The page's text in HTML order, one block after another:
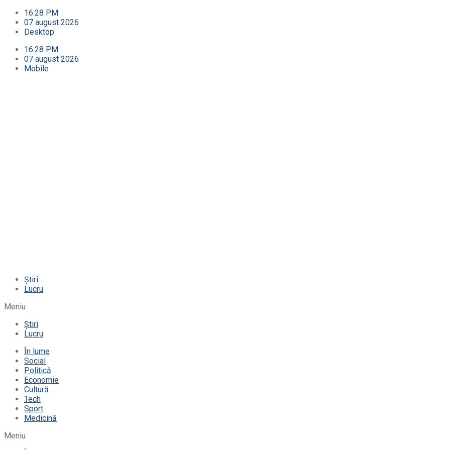
16:28 PM
07 august 2026
Desktop
16:28 PM
07 august 2026
Mobile
Știri
Lucru
Meniu
Știri
Lucru
În lume
Social
Politică
Economie
Cultură
Tech
Sport
Medicină
Meniu